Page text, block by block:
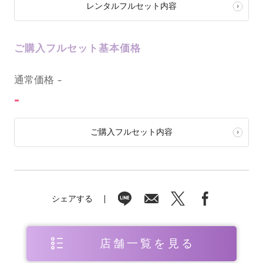
レンタルフルセット内容
ご購入フルセット基本価格
通常価格 -
-
ご購入フルセット内容
シェアする
店舗一覧を見る